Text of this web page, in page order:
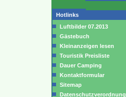
Hotlinks
Luftbilder 07.2013
Gästebuch
Kleinanzeigen lesen
Touristik Preisliste
Dauer Camping
Kontaktformular
Sitemap
Datenschutzverordnung